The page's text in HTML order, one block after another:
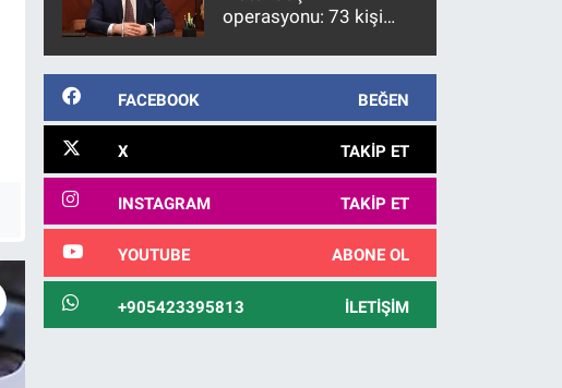
operasyonu: 73 kişi
FACEBOOK BEĞEN
X TAKIP ET
INSTAGRAM TAKIP ET
YOUTUBE ABONE OL
+905423395813 İLETIŞIM